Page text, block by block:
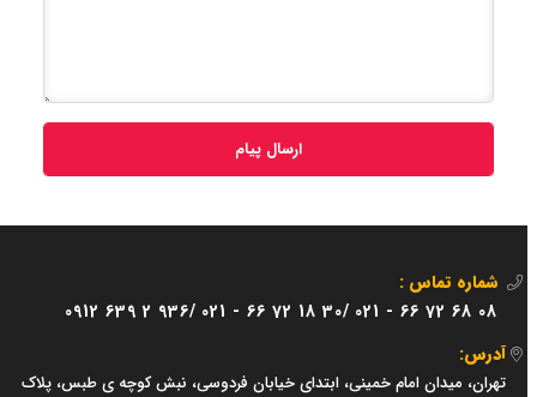
ارسال پیام
شماره تماس :
021 - 66 72 68 08
021 - 66 72 18 30/
0912 639 2 936/
آدرس:
تهران، میدان امام خمینی، ابتدای خیابان فردوسی، نبش کوچه ی طبس، پلاک